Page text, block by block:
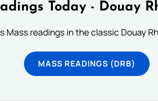
Today - Douay
Mass readings in the classic Douay
MASS READINGS (DRB)